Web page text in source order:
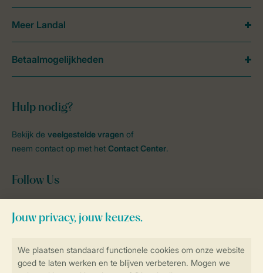
Hulp nodig?
Bekijk de veelgestelde vragen of
neem contact op met het Contact Center.
Follow Us
Blijf op de hoogte
Meer Landal
Betaalmogelijkheden